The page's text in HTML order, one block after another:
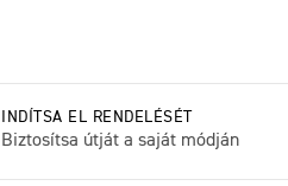
INDÍTSA EL RENDELÉSÉT
Biztosítsa útját a saját módján